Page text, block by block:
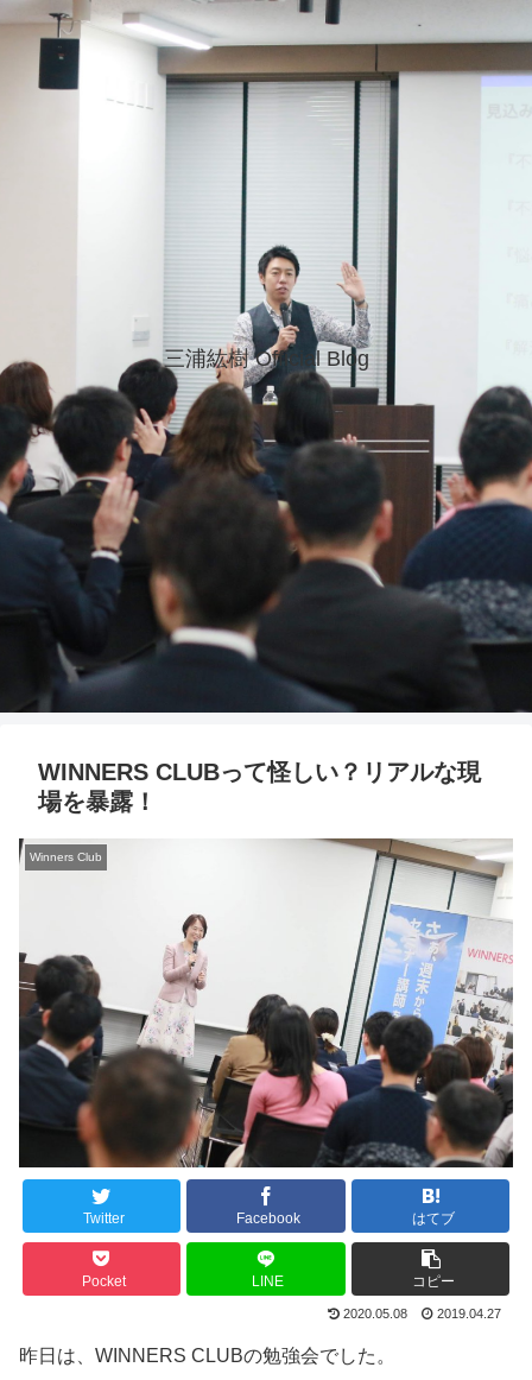
三浦紘樹 Official Blog
WINNERS CLUBって怪しい？リアルな現
場を暴露！
Winners Club
Twitter Facebook はてブ
Pocket LINE コピー
2020.05.08 2019.04.27
昨日は、WINNERS CLUBの勉強会でした。